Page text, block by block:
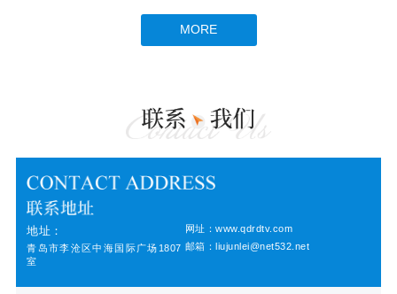
MORE
地址：
青岛市李沧区中海国际广场1807
室
网址：www.qdrdtv.com
邮箱：liujunlei@net532.net